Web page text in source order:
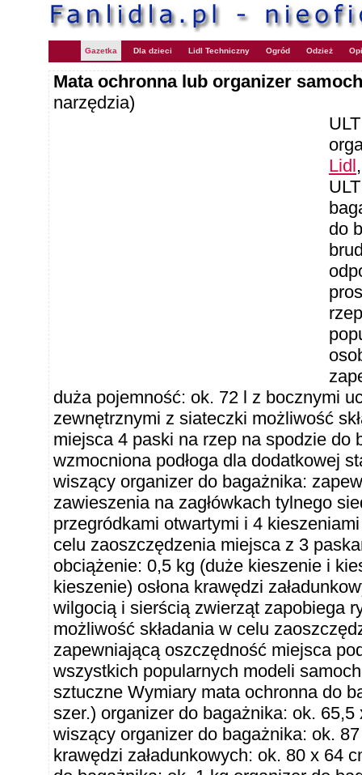
Gazetka Dla dzieci Lidl Techniczny Ogród Odzież
Mata ochronna lub organizer
narzędzia)
Lidl
do
duża pojemność: ok. 72 l z bocznymi
zewnętrznymi z siateczki możliwość
miejsca 4 paski na rzep na spodzie do
wzmocniona podłoga dla dodatkowej
wiszący organizer do bagażnika:
zawieszenia na zagłówkach tylnego
przegródkami otwartymi i 4
celu zaoszczędzenia miejsca z 3
obciążenie: 0,5 kg (duże kieszenie i
kieszenie) osłona krawędzi
wilgocią i sierścią zwierząt zapobiega
możliwość składania w celu
zapewniającą oszczędność miejsca
wszystkich popularnych modeli
sztuczne Wymiary mata ochronna do
szer.) organizer do bagażnika: ok. 65,5
wiszący organizer do bagażnika: ok.
krawędzi załadunkowych: ok. 80 x 64